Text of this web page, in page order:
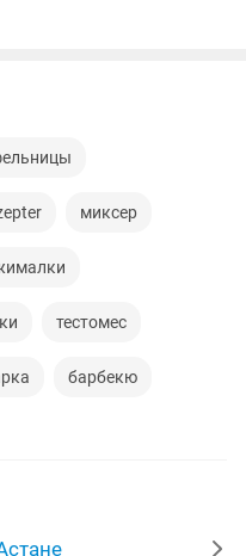
миксер
тестомес
барбекю
комплекты